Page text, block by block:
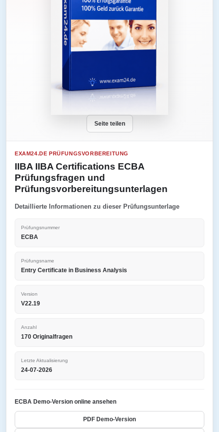
Seite teilen
EXAM24.DE PRÜFUNGSVORBEREITUNG
IIBA IIBA Certifications ECBA
Prüfungsfragen und
Prüfungsvorbereitungsunterlagen
Detaillierte Informationen zu dieser Prüfungsunterlage
Prüfungsnummer
ECBA
Prüfungsname
Entry Certificate in Business Analysis
Version
V22.19
Anzahl
170 Originalfragen
Letzte Aktualisierung
24-07-2026
ECBA Demo-Version online ansehen
PDF Demo-Version